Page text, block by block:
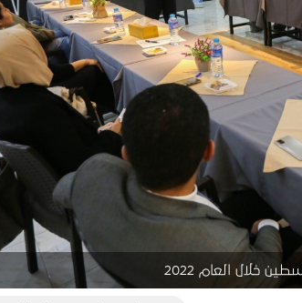
خلال العام 2022